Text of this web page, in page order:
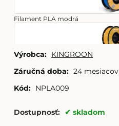
Filament PLA modrá
Filament PLA oranžová
Výrobca: KINGROON
Záručná doba: 24 mesiacov
Kód: NPLA009
Dostupnosť: skladom